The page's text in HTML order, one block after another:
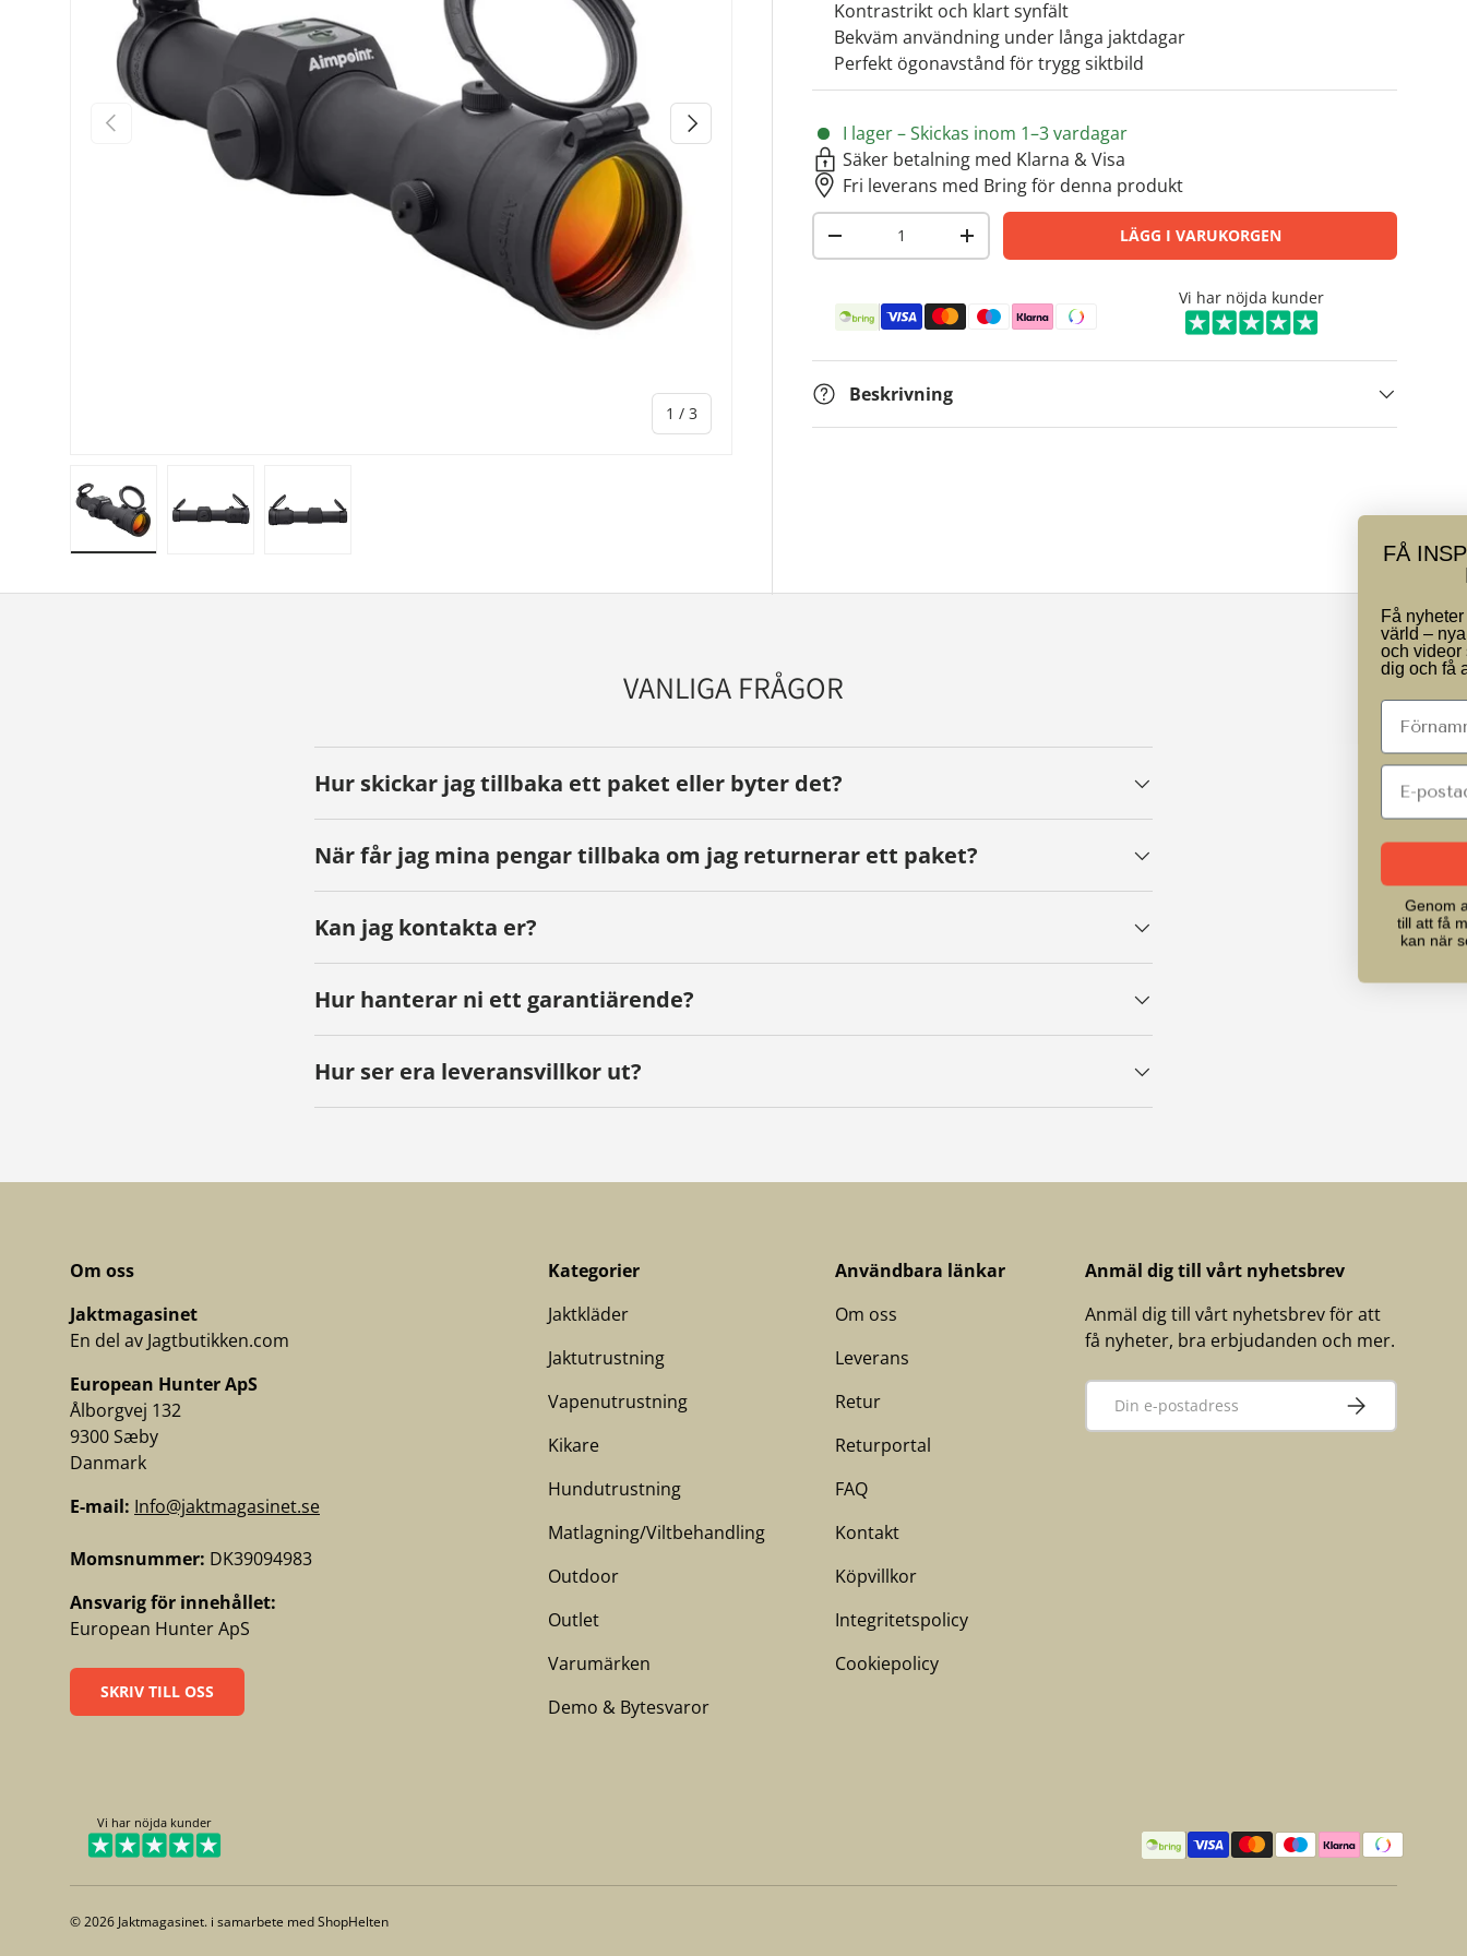
FÖREGÅENDE
1 /av
3
NÄSTA
Kontrastrikt och klart synfält
Bekväm användning under långa jaktdagar
Perfekt ögonavstånd för trygg siktbild
I lager – Skickas inom 1–3 vardagar
Säker betalning med Klarna & Visa
Fri leverans med Bring för denna produkt
-
+ LÄGG I VARUKORGEN
Betalningsmetoder Vi har nöjda kunder
Beskrivning
VANLIGA FRÅGOR
Hur skickar jag tillbaka ett paket eller byter det?
När får jag mina pengar tillbaka om jag returnerar ett paket?
Kan jag kontakta er?
Hur hanterar ni ett garantiärende?
Hur ser era leveransvillkor ut?
Om oss
Jaktmagasinet
En del av Jagtbutikken.com
European Hunter ApS
Ålborgvej 132
9300 Sæby
Danmark
E-mail: Info@jaktmagasinet.se
Momsnummer: DK39094983
Ansvarig för innehållet:
European Hunter ApS
SKRIV TILL OSS
Kategorier
Jaktkläder
Jaktutrustning
Vapenutrustning
Kikare
Hundutrustning
Matlagning/Viltbehandling
Outdoor
Outlet
Varumärken
Demo & Bytesvaror
Användbara länkar
Om oss
Leverans
Retur
Returportal
FAQ
Kontakt
Köpvillkor
Integritetspolicy
Cookiepolicy
Anmäl dig till vårt nyhetsbrev
Anmäl dig till vårt nyhetsbrev för att
få nyheter, bra erbjudanden och mer.
E-post PRENUMERERA
Vi har nöjda kunder
© 2026 Jaktmagasinet. i samarbete medShopHelten
FÅ INSPIRATION TILL JAKT &
Få nyheter från jaktens och friluftslivets
värld – nya produkter, bra erbjudanden
och videor som är värda att se. Anmäl
dig och få allt direkt i din inkorg.
Genom att anmäla dig samtycker du
till att få marknadsföring via e-post. Du
kan när som helst avregistrera dig via